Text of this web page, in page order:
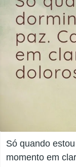
Só quando
momento em